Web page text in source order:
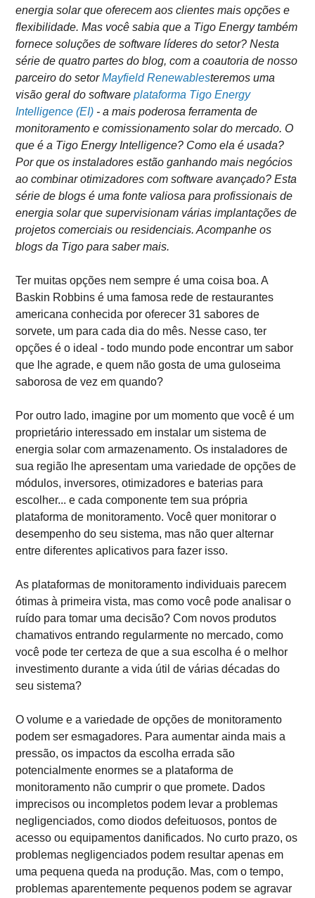
energia solar que oferecem aos clientes mais opções e
flexibilidade. Mas você sabia que a Tigo Energy também
fornece soluções de software líderes do setor? Nesta
série de quatro partes do blog, com a coautoria de nosso
parceiro do setorMayfield Renewablesteremos uma
visão geral do softwareplataforma Tigo Energy
Intelligence (EI) - a mais poderosa ferramenta de
monitoramento e comissionamento solar do mercado. O
que é a Tigo Energy Intelligence? Como ela é usada?
Por que os instaladores estão ganhando mais negócios
ao combinar otimizadores com software avançado? Esta
série de blogs é uma fonte valiosa para profissionais de
energia solar que supervisionam várias implantações de
projetos comerciais ou residenciais. Acompanhe os
blogs da Tigo para saber mais.
Ter muitas opções nem sempre é uma coisa boa. A
Baskin Robbins é uma famosa rede de restaurantes
americana conhecida por oferecer 31 sabores de
sorvete, um para cada dia do mês. Nesse caso, ter
opções é o ideal - todo mundo pode encontrar um sabor
que lhe agrade, e quem não gosta de uma guloseima
saborosa de vez em quando?
Por outro lado, imagine por um momento que você é um
proprietário interessado em instalar um sistema de
energia solar com armazenamento. Os instaladores de
sua região lhe apresentam uma variedade de opções de
módulos, inversores, otimizadores e baterias para
escolher... e cada componente tem sua própria
plataforma de monitoramento. Você quer monitorar o
desempenho do seu sistema, mas não quer alternar
entre diferentes aplicativos para fazer isso.
As plataformas de monitoramento individuais parecem
ótimas à primeira vista, mas como você pode analisar o
ruído para tomar uma decisão? Com novos produtos
chamativos entrando regularmente no mercado, como
você pode ter certeza de que a sua escolha é o melhor
investimento durante a vida útil de várias décadas do
seu sistema?
O volume e a variedade de opções de monitoramento
podem ser esmagadores. Para aumentar ainda mais a
pressão, os impactos da escolha errada são
potencialmente enormes se a plataforma de
monitoramento não cumprir o que promete. Dados
imprecisos ou incompletos podem levar a problemas
negligenciados, como diodos defeituosos, pontos de
acesso ou equipamentos danificados. No curto prazo, os
problemas negligenciados podem resultar apenas em
uma pequena queda na produção. Mas, com o tempo,
problemas aparentemente pequenos podem se agravar